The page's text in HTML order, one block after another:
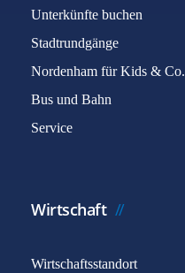
Unterkünfte buchen
Stadtrundgänge
Nordenham für Kids & Co.
Bus und Bahn
Service
Wirtschaft
Wirtschaftsstandort